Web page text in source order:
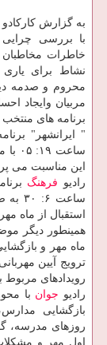
به گزارش
با بررسی
خاطرات
نشاط برای
محروم و صدمه
مربیان وایجاد
برنامه های
" ایرانشهر"
این مناسبت می
رادیو فرهنگ
ساعت
استقبال از ماه
همینطور دیگر
ماه مهر و
ترویج آیین
رویدادهای
رادیو جوان با
بازگشایی
روزهای مدرسه،
اول مهر و